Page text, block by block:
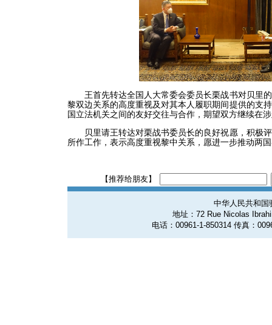
王首先转达全国人大常委会委员长栗战书对贝里的
黎双边关系的高度重视及对其本人履职期间提供的支
国立法机关之间的友好交往与合作，期望双方继续在
贝里请王转达对栗战书委员长的良好祝愿，积极评
所作工作，表示高度重视黎中关系，愿进一步推动两
【推荐给朋友】
中华人民共和国
地址：72 Rue Nicolas
电话：00961-1-850314 传真：